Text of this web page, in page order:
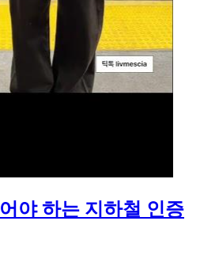
야 하는 지하철 인증